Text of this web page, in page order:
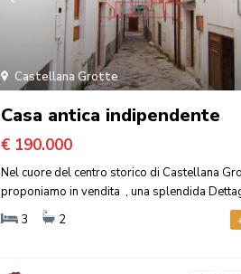
Castellana Grotte
Casa antica indipendente
€ 190.000
Nel cuore del centro storico di Castellana
proponiamo in vendita , una splendida
3
2